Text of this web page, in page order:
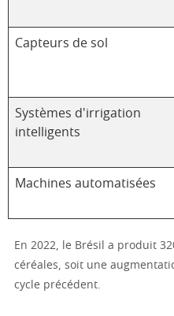
Capteurs de sol
Systèmes d'irrigation
intelligents
Machines automatisées
En 2022, le Brésil a produit
céréales, soit une
cycle précédent.